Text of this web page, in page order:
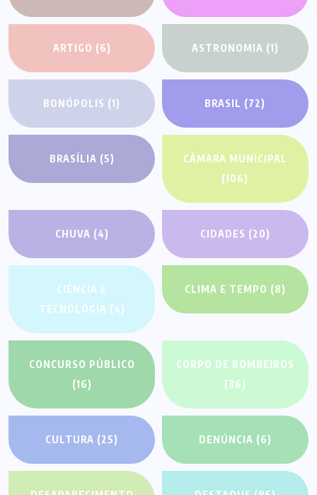
ARTIGO (6) ASTRONOMIA (1)
BONÓPOLIS (1) BRASIL (72)
BRASÍLIA (5)
CÂMARA MUNICIPAL
(106)
CHUVA (4) CIDADES (20)
CIÊNCIA E
TECNOLOGIA (4)
CLIMA E TEMPO (8)
CONCURSO PÚBLICO
(16)
CORPO DE BOMBEIROS
(36)
CULTURA (25) DENÚNCIA (6)